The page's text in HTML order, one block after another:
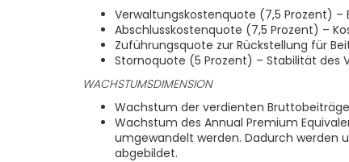
Verwaltungskostenquote (7,5 Prozent) –
Abschlusskostenquote (7,5 Prozent) –
Zuführungsquote zur Rückstellung für
Stornoquote (5 Prozent) – Stabilität des
WACHSTUMSDIMENSION
Wachstum der verdienten
Wachstum des Annual Premium
umgewandelt werden. Dadurch werden
abgebildet.